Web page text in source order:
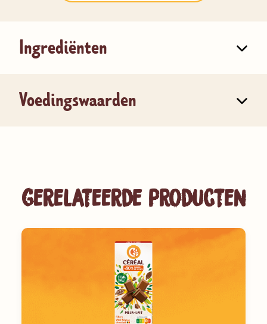
Ingrediënten
Voedingswaarden
Gerelateerde producten